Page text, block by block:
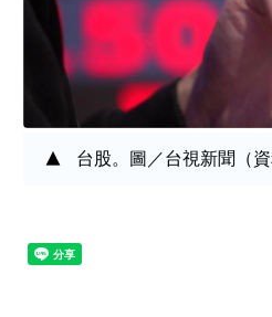
台股。圖／台視新聞（